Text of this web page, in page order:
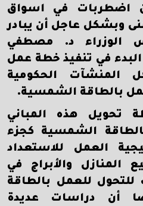
اضطربات في اسواق
وبشكل عاجل أن يبادر
الوزراء د. مصطفي
البدء في تنفيذ خطة عمل
المنشآت الحكومية
بالطاقة الشمسية.
تحويل هذه المباني
الشمسية كجزء
العمل للاستعداد
المنازل والأبراج في
للعمل بالطاقة
أن دراسات عديدة